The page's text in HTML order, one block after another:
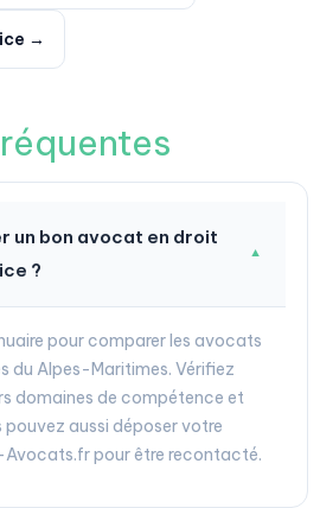
→
un bon avocat en droit
?
▼
pour comparer les avocats
du Alpes-Maritimes. Vérifiez
domaines de compétence et
pouvez aussi déposer votre
Avocats.fr pour être recontacté.